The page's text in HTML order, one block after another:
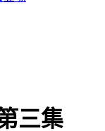
三集